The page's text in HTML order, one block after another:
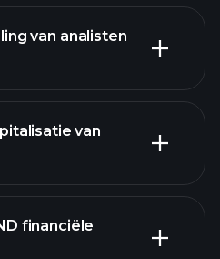
van analisten
van
aandelen
financiële